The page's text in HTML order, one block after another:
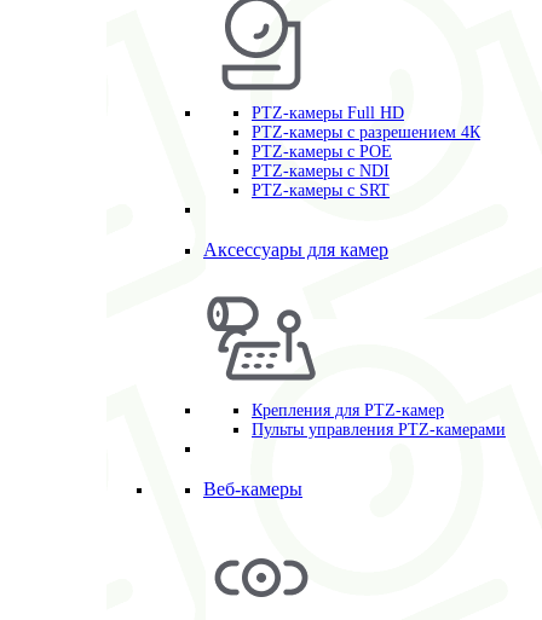
PTZ-камеры Full HD
PTZ-камеры с разрешением 4К
PTZ-камеры с POE
PTZ-камеры c NDI
PTZ-камеры с SRT
Аксессуары для камер
Крепления для PTZ-камер
Пульты управления PTZ-камерами
Веб-камеры